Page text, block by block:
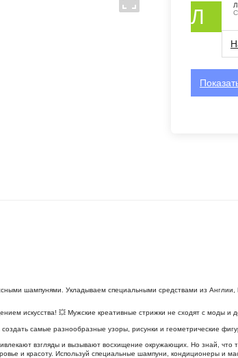
Л
шампунями. Укладываем специальными средствами из
искусства! 💥 Мужские креативные стрижки не сходят с моды и
самые разнообразные узоры, рисунки и геометрические
взгляды и вызывают восхищение окружающих. Но знай, что
и красоту. Используй специальные шампуни, кондиционеры и